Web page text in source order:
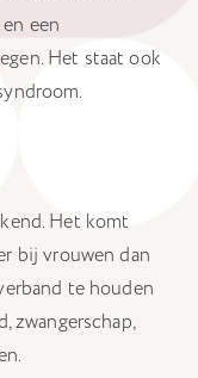
een
Het staat ook
Het komt
bij vrouwen dan
te houden
zwangerschap,
tonen op
op elk